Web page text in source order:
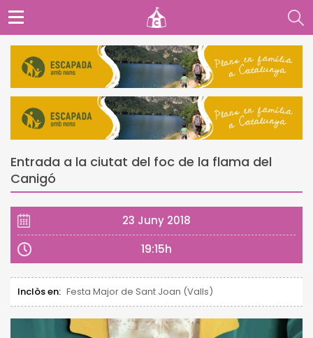
Entrada a la ciutat del foc de la flama del
Canigó
23 Juny 2018
19:15h
Inclòs en: Festa Major de Sant Joan (Valls)